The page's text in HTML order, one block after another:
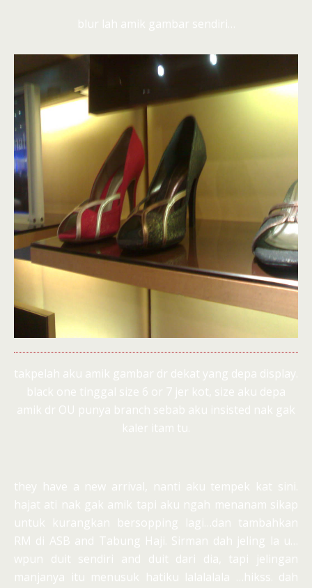
blur lah amik gambar sendiri…
takpelah aku amik gambar dr dekat yang depa display.
black one tinggal size 6 or 7 jer kot, size aku depa
amik dr OU punya branch sebab aku insisted nak gak
kaler itam tu.
they have a new arrival, nanti aku tempek kat sini.
hajat ati nak gak amik tapi aku ngah menanam sikap
untuk kurangkan bersopping lagi…dan tambahkan
RM di ASB and Tabung Haji. Sirman dah jeling la u…
wpun duit sendiri and duit dari dia, tapi jelingan
manjanya itu menusuk hatiku lalalalala …hikss. dah